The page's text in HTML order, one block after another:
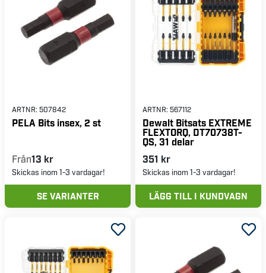
ARTNR: 507842
PELA Bits insex, 2 st
Från13 kr
Skickas inom 1-3 vardagar!
SE VARIANTER
ARTNR: 567112
Dewalt Bitsats EXTREME
FLEXTORQ, DT70738T-
QS, 31 delar
351 kr
Skickas inom 1-3 vardagar!
LÄGG TILL I KUNDVAGN